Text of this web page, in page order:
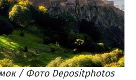
/ Фото Depositphotos